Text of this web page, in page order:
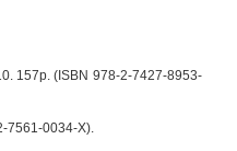
157p. (ISBN 978-2-7427-8953-
7561-0034-X).